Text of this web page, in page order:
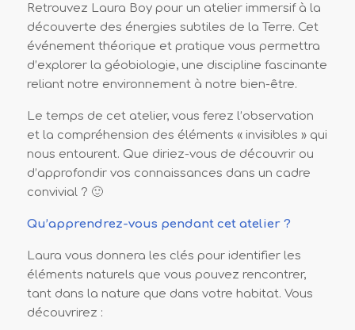
Retrouvez Laura Boy pour un atelier immersif à la
découverte des énergies subtiles de la Terre. Cet
événement théorique et pratique vous permettra
d’explorer la géobiologie, une discipline fascinante
reliant notre environnement à notre bien-être.
Le temps de cet atelier, vous ferez l’observation
et la compréhension des éléments « invisibles » qui
nous entourent. Que diriez-vous de découvrir ou
d’approfondir vos connaissances dans un cadre
convivial ? 🙂
Qu’apprendrez-vous pendant cet atelier ?
Laura vous donnera les clés pour identifier les
éléments naturels que vous pouvez rencontrer,
tant dans la nature que dans votre habitat. Vous
découvrirez :